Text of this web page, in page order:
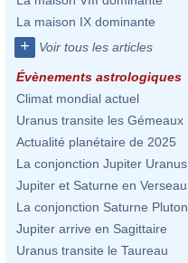
La maison IX dominante
+ Voir tous les articles
Évènements astrologiques
Climat mondial actuel
Uranus transite les Gémeaux
Actualité planétaire de 2025
La conjonction Jupiter Uranus
Jupiter et Saturne en Verseau
La conjonction Saturne Pluton
Jupiter arrive en Sagittaire
Uranus transite le Taureau